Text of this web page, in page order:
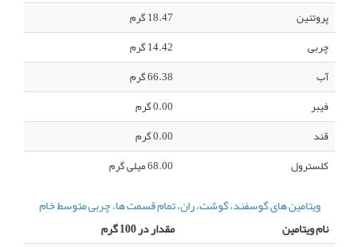
پروتئین
18.47 گرم
چربی
14.42 گرم
آب
66.38 گرم
فیبر
0.00 گرم
قند
0.00 گرم
کلسترول
68.00 میلی گرم
ویتامین های گوسفند، گوشت، ران، تمام قسمت ها، چربی متوسط خام
نام ویتامین
مقدار در 100 گرم